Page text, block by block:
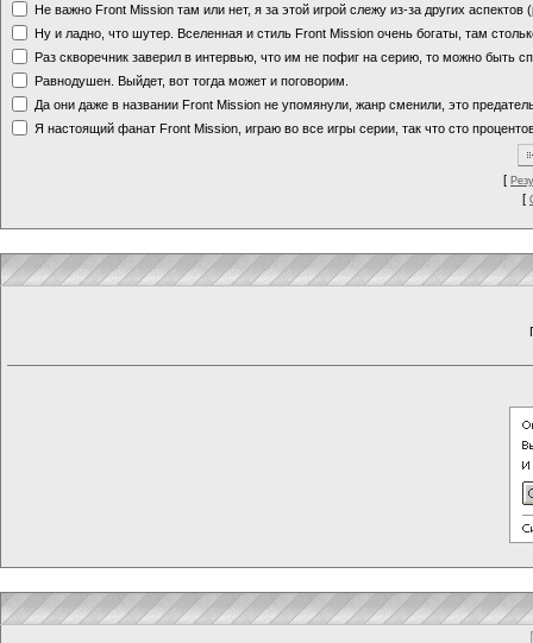
Не важно Front Mission там или нет, я за этой игрой слежу из-за других аспектов
Ну и ладно, что шутер. Вселенная и стиль Front Mission очень богаты, там
Раз скворечник заверил в интервью, что им не пофиг на серию, то можно быть
Равнодушен. Выйдет, вот тогда может и поговорим.
Да они даже в названии Front Mission не упомянули, жанр сменили, это
Я настоящий фанат Front Mission, играю во все игры серии, так что сто
[
[